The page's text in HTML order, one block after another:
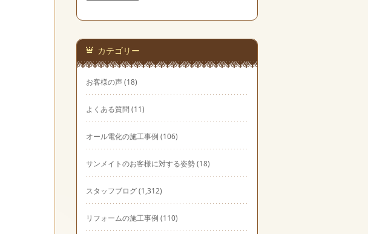
ー
イ
カテゴリー
お客様の声(18)
よくある質問(11)
オール電化の施工事例 (106)
サンメイトのお客様に対する姿勢(18)
スタッフブログ(1,312)
リフォームの施工事例 (110)